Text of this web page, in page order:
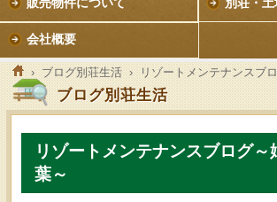
会社概要
›ブログ別荘生活› リゾートメンテナンスブ
ブログ別荘生活
リゾートメンテナンスブログ～
葉～